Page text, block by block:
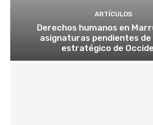
ARTÍCULOS
Derechos humanos en
asignaturas pendientes de
estratégico de